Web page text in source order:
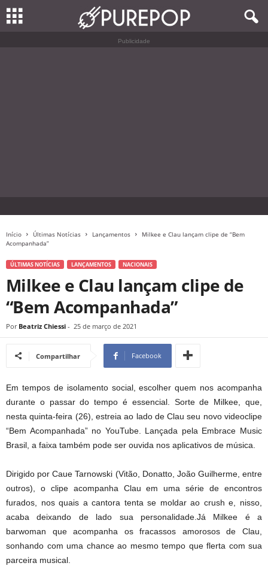
Publicidade
Início Últimas Notícias Lançamentos
Milkee e Clau lançam clipe de “Bem
Acompanhada”
ÚLTIMAS NOTÍCIAS LANÇAMENTOS NACIONAIS
Milkee e Clau lançam clipe de
“Bem Acompanhada”
Por Beatriz Chiessi - 25 de março de 2021
Compartilhar Facebook
Em tempos de isolamento social, escolher quem nos acompanha
durante o passar do tempo é essencial. Sorte de Milkee, que,
nesta quinta-feira (26), estreia ao lado de Clau seu novo videoclipe
“Bem Acompanhada” no YouTube. Lançada pela Embrace Music
Brasil, a faixa também pode ser ouvida nos aplicativos de música.
Dirigido por Caue Tarnowski (Vitão, Donatto, João Guilherme, entre
outros), o clipe acompanha Clau em uma série de encontros
furados, nos quais a cantora tenta se moldar ao crush e, nisso,
acaba deixando de lado sua personalidade.Já Milkee é a
barwoman que acompanha os fracassos amorosos de Clau,
sonhando com uma chance ao mesmo tempo que flerta com sua
parceira musical.